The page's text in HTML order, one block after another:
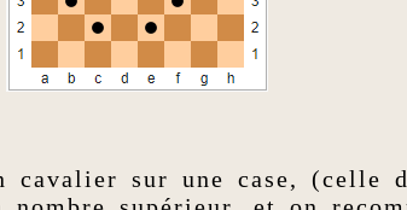
cavalier sur une case, (celle